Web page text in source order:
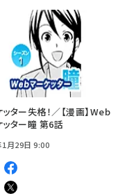
ター失格！／【漫画】Web
ッター瞳 第6話
1月29日 9:00